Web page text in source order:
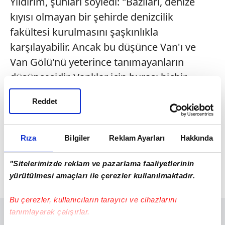
Rıza Bilgiler Reklam Ayarları Hakkında
"Sitelerimizde reklam ve pazarlama faaliyetlerinin
yürütülmesi amaçları ile çerezler kullanılmaktadır.
Bu çerezler, kullanıcıların tarayıcı ve cihazlarını
tanımlayarak çalışırlar.
Reddet
kıyısı olmayan bir şehirde denizcilik
fakültesi kurulmasını şaşkınlıkla
karşılayabilir. Ancak bu düşünce Van'ı ve
Van Gölü'nü yeterince tanımayanların
düşüncesidir. Vanlılar için burası hiçbir
zaman yalnızca bir göl olmamıştır. Yaklaşık 4
bin kilometrekarelik yüzölçümüyle Van
Gölü, birçok ilin ve hatta bazı ülkelerin
yüzölçümüne yakındır. Bu nedenle Vanlılar
için burası bir gölden öte adeta bir denizdir.
Bu anlayışla Van'a denizcilik fakültesi çok
yakışmaktadır."